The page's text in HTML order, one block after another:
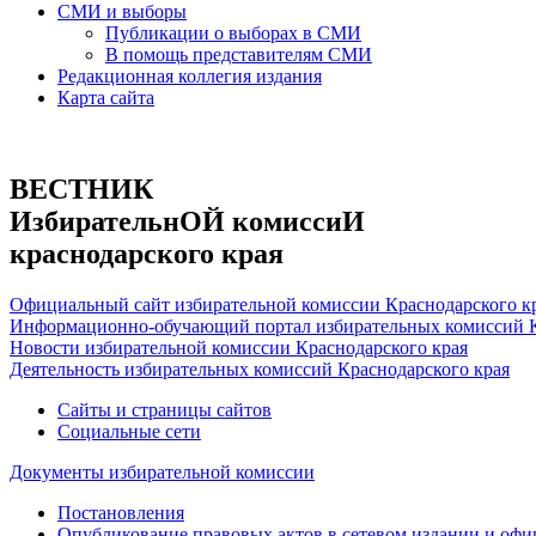
СМИ и выборы
Публикации о выборах в СМИ
В помощь представителям СМИ
Редакционная коллегия издания
Карта сайта
ВЕСТНИК
ИзбирательнОЙ комиссиИ
краснодарского края
Официальный сайт избирательной комиссии Краснодарского
Информационно-обучающий портал избирательных комиссий
Новости избирательной комиссии Краснодарского края
Деятельность избирательных комиссий Краснодарского края
Сайты и страницы сайтов
Социальные сети
Документы избирательной комиссии
Постановления